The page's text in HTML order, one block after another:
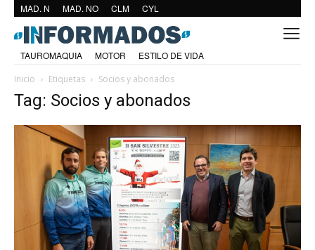
MAD. N MAD. NO CLM CYL
TAUROMAQUIA MOTOR
ESTILO DE VIDA
Inicio
Etiquetas Socios y abonados
Tag: Socios y abonados